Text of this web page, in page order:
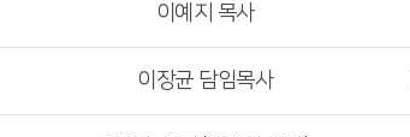
이예지 목사
이장균 담임목사